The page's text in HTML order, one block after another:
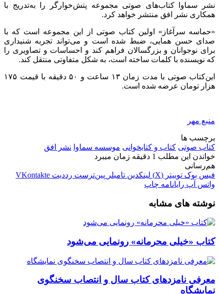
نشر سماوا کتاب‌های صوتی مجموعه پتش‌خوارگر را به‌تدریج با
همکاری نشر افق منتشر خواهد کرد.
«حماسه سرآغاز» اولین کتاب صوتی از این مجموعه است که با
صدای حسن همایی، ضبط شده است و می‌تواند تجربه‌ شنیداری
برای نوجوانان و بزرگسالان فراهم کند و احساسات و تصاویری را
که نویسنده با کلمات ساخته است، به شکل متفاوتی منتقل کند.
این‌کتاب صوتی با مدت زمان ۱۳ ساعت و ۵۰ دقیقه با قیمت ۱۷۵
هزار تومان عرضه شده است.
منبع مهر
برچسب ها
کتاب صوتی کتاب و کتابخوانی موسسه سماوا نشر افق
خواندن این مطلب 1 دقیقه زمان میبرد
هم‌رسانی
فیس بوک توییتر (X) لینکدین ‫تامبلر ‫پین‌ترست ‫رددیت ‫VKontakte
واتس آپ رایانامه چاپ
نوشته های مشابه
کتاب «خیلی محرمانه» رونمایی می‌شود
معرفی نامزدهای کتاب سال و انتصاب سخنگوی
نمایشگاه